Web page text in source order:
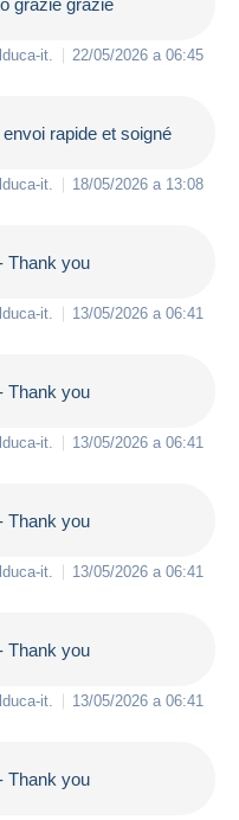
it. 22/05/2026 a 06:45
rapide et soigné
it. 18/05/2026 a 13:08
Thank you
it. 13/05/2026 a 06:41
Thank you
it. 13/05/2026 a 06:41
Thank you
it. 13/05/2026 a 06:41
Thank you
it. 13/05/2026 a 06:41
Thank you